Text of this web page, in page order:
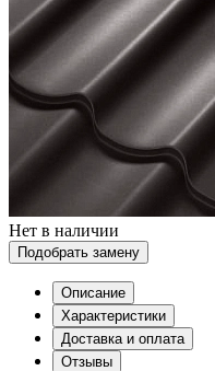
Нет в наличии
Подобрать замену
Описание
Характеристики
Доставка и оплата
Отзывы